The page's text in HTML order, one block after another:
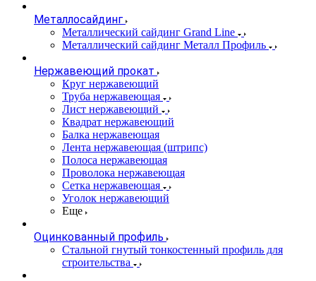
Металлосайдинг
Металлический сайдинг Grand Line
Металлический сайдинг Металл Профиль
Нержавеющий прокат
Круг нержавеющий
Труба нержавеющая
Лист нержавеющий
Квадрат нержавеющий
Балка нержавеющая
Лента нержавеющая (штрипс)
Полоса нержавеющая
Проволока нержавеющая
Сетка нержавеющая
Уголок нержавеющий
Еще
Оцинкованный профиль
Стальной гнутый тонкостенный профиль для
строительства